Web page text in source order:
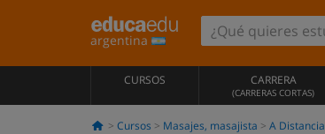
argentina
CURSOS CARRERA
(CARRERAS CORTAS)
Cursos Masajes, masajista A Distancia